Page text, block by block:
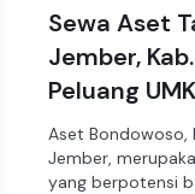
Sewa Aset
Jember,
Peluang
Aset Bondowoso,
Jember,
yang berpotensi